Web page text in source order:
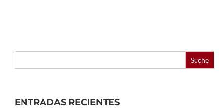
Buscar:
ENTRADAS RECIENTES